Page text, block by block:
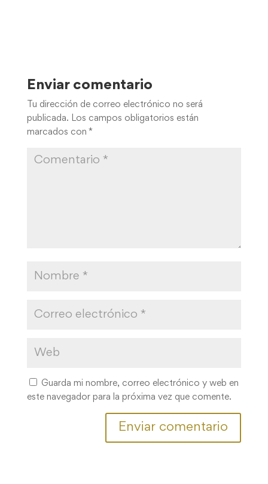
Enviar comentario
Tu dirección de correo electrónico no será
publicada. Los campos obligatorios están
marcados con *
Guarda mi nombre, correo electrónico y web en
este navegador para la próxima vez que comente.